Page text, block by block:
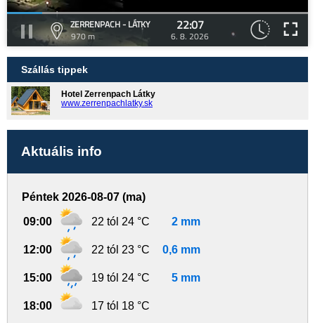
ZERRENPACH - LÁTKY
970 m
22:07
6. 8. 2026
Szállás tippek
Hotel Zerrenpach Látky
www.zerrenpachlatky.sk
Aktuális info
Péntek 2026-08-07 (ma)
09:00 22 tól 24 °C 2 mm
12:00 22 tól 23 °C 0,6 mm
15:00 19 tól 24 °C 5 mm
18:00 17 tól 18 °C